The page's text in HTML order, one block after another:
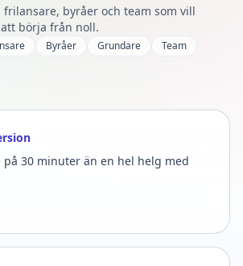
byråer och team som vill
börja från noll.
Byråer Grundare
Team
på 30 minuter än en hel helg med